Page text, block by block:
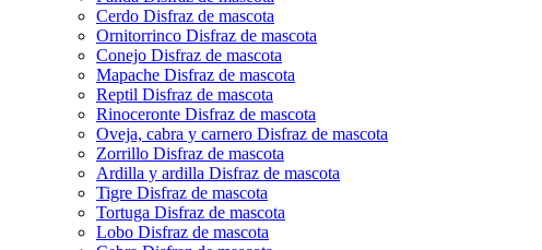
Cerdo Disfraz de mascota
Ornitorrinco Disfraz de mascota
Conejo Disfraz de mascota
Mapache Disfraz de mascota
Reptil Disfraz de mascota
Rinoceronte Disfraz de mascota
Oveja, cabra y carnero Disfraz de mascota
Zorrillo Disfraz de mascota
Ardilla y ardilla Disfraz de mascota
Tigre Disfraz de mascota
Tortuga Disfraz de mascota
Lobo Disfraz de mascota